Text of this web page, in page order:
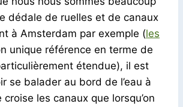
dédale de ruelles et de canaux
à Amsterdam par exemple (les
unique référence en terme de
étendue), il est
se balader au bord de l’eau à
les canaux que lorsqu’on